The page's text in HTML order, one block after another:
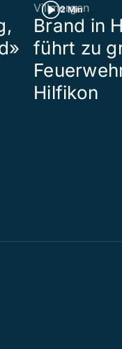
2 Min
Villmergen
Brand in
führt zu
Hilfikon